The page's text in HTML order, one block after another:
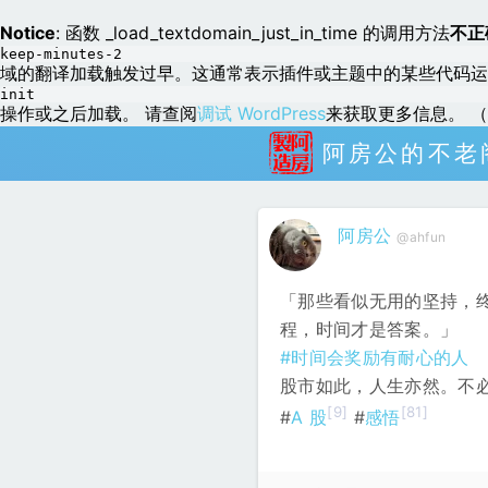
Notice: 函数 _load_textdomain_just_in_time 的调用方法不
keep-minutes-2
域的翻译加载触发过早。这通常表示插件或主题中的某些代码
init
操作或之后加载。 请查阅调试 WordPress来获取更多信息。
阿房公的不老
阿房公 @ahfun
「那些看似无用的坚持
程，时间才是答案。」
#时间会奖励有耐心的人
股市如此，人生亦然。不
#A 股[9] #感悟[81]